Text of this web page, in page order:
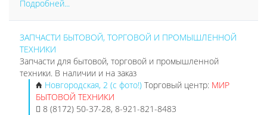
Подробней...
ЗАПЧАСТИ БЫТОВОЙ, ТОРГОВОЙ И ПРОМЫШЛЕННОЙ
ТЕХНИКИ
Запчасти для бытовой, торговой и промышленной
техники. В наличии и на заказ
Новгородская, 2 (с фото!) Торговый центр: МИР
БЫТОВОЙ ТЕХНИКИ
8 (8172) 50-37-28, 8-921-821-8483